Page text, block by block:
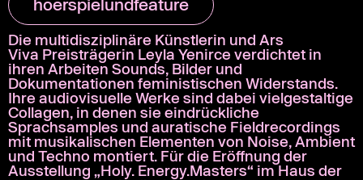
hoerspielundfeature
Die multidisziplinäre Künstlerin und Ars
Viva Preisträgerin Leyla Yenirce verdichtet in
ihren Arbeiten Sounds, Bilder und
Dokumentationen feministischen Widerstands.
Ihre audiovisuelle Werke sind dabei vielgestaltige
Collagen, in denen sie eindrückliche
Sprachsamples und auratische Fieldrecordings
mit musikalischen Elementen von Noise, Ambient
und Techno montiert. Für die Eröffnung der
Ausstellung „Holy. Energy.Masters“ im Haus der